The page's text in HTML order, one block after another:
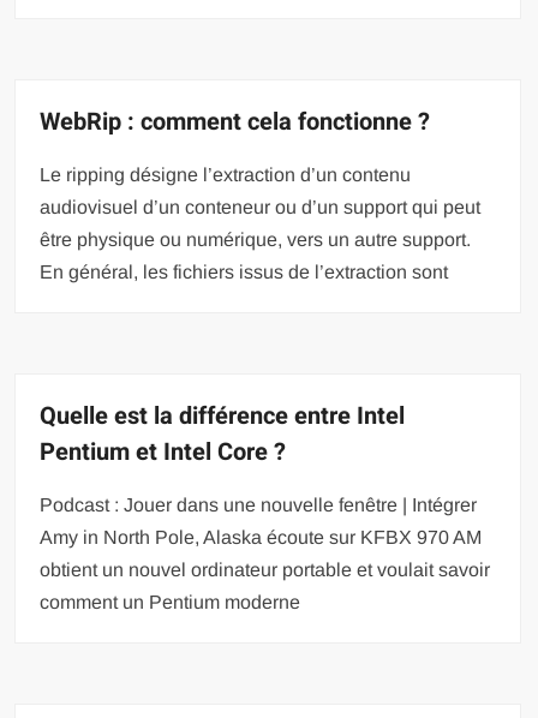
WebRip : comment cela fonctionne ?
Le ripping désigne l’extraction d’un contenu
audiovisuel d’un conteneur ou d’un support qui peut
être physique ou numérique, vers un autre support.
En général, les fichiers issus de l’extraction sont
Quelle est la différence entre Intel
Pentium et Intel Core ?
Podcast : Jouer dans une nouvelle fenêtre | Intégrer
Amy in North Pole, Alaska écoute sur KFBX 970 AM
obtient un nouvel ordinateur portable et voulait savoir
comment un Pentium moderne